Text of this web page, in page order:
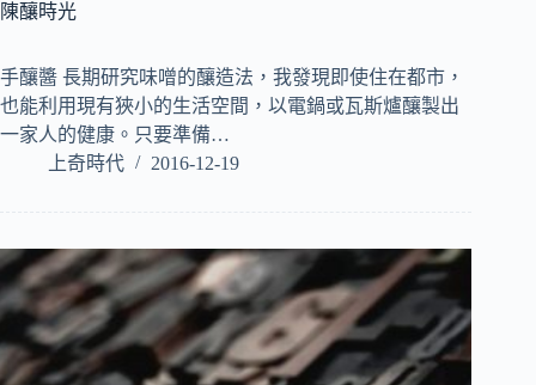
陳釀時光
手釀醬 長期研究味噌的釀造法，我發現即使住在都市，
也能利用現有狹小的生活空間，以電鍋或瓦斯爐釀製出
一家人的健康。只要準備…
上奇時代
2016-12-19